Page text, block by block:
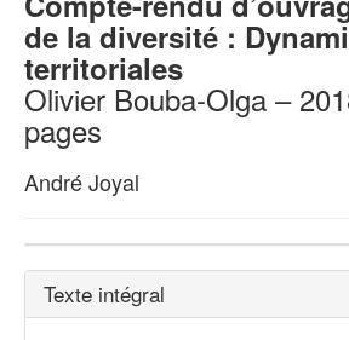
de la diversité :
territoriales
Olivier Bouba-Olga –
pages
AndréJoyal
Texte intégral